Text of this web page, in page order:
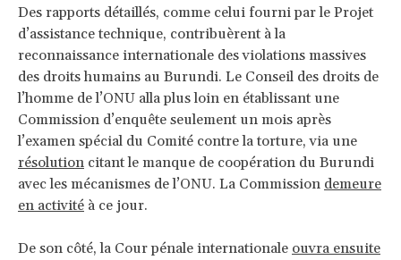
Des rapports détaillés, comme celui fourni par le Projet
d’assistance technique, contribuèrent à la
reconnaissance internationale des violations massives
des droits humains au Burundi. Le Conseil des droits de
l’homme de l’ONU alla plus loin en établissant une
Commission d’enquête seulement un mois après
l’examen spécial du Comité contre la torture, via une
résolution citant le manque de coopération du Burundi
avec les mécanismes de l’ONU. La Commission demeure
en activité à ce jour.
De son côté, la Cour pénale internationale ouvra ensuite